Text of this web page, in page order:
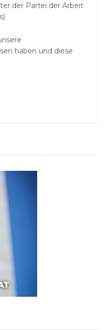
der Partei der Arbeit
haben und diese